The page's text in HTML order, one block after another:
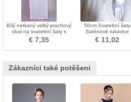
Bílý netkaný velký prachový
obal na svatební šaty s
dlouhým prachotěsným
krytem
€ 7,35
50cm Svatební šaty
Saténové rukavice
Performance Stage
Performance Dlouhé
€ 11,02
Zákazníci také potěšeni